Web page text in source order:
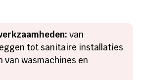
van
tot sanitaire installaties
van wasmachines en